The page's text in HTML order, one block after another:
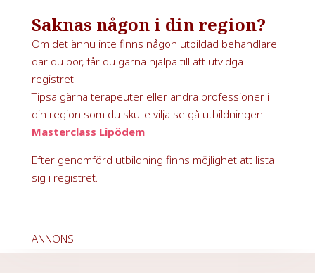
Saknas någon i din region?
Om det ännu inte finns någon utbildad behandlare
där du bor, får du gärna hjälpa till att utvidga
registret.
Tipsa gärna terapeuter eller andra professioner i
din region som du skulle vilja se gå utbildningen
Masterclass Lipödem.
Efter genomförd utbildning finns möjlighet att lista
sig i registret.
ANNONS